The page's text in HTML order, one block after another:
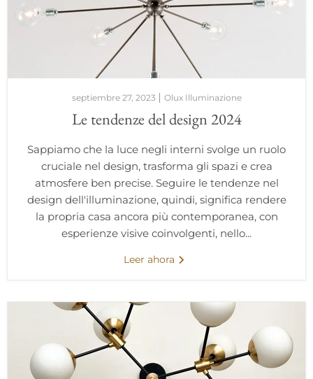
septiembre 27, 2023 Olux Illuminazione
Le tendenze del design 2024
Sappiamo che la luce negli interni svolge un ruolo
cruciale nel design, trasforma gli spazi e crea
atmosfere ben precise. Seguire le tendenze nel
design dell'illuminazione, quindi, significa rendere
la propria casa ancora più contemporanea, con
esperienze visive coinvolgenti, nello...
Leer ahora